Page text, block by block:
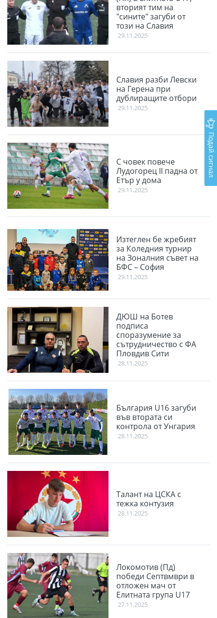
вторият тим на
"сините" загуби от
този на Славия
29.11.2025
Славия разби Левски
на Герена при
дублиращите отбори
29.11.2025
С човек повече
Лудогорец II падна от
Етър у дома
29.11.2025
Изтеглен бе жребият
за Коледния турнир
на Зоналния съвет на
БФС – София
29.11.2025
ДЮШ на Ботев
подписа
споразумение за
сътрудничество с ФА
Пловдив Сити
28.11.2025
България U16 загуби
във втората си
контрола от Унгария
28.11.2025
Талант на ЦСКА с
тежка контузия
28.11.2025
Локомотив (Пд)
победи Септвмври в
отложен мач от
Елитната група U17
27.11.2025
Подай сигнал